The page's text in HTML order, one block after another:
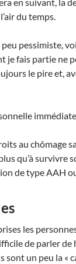
en suivant, la
du temps.
pessimiste,
je fais partie ne
le pire et,
immédiate
au chômage
qu’à survivre
de type AAH
les
de parler de
sont un peu la «